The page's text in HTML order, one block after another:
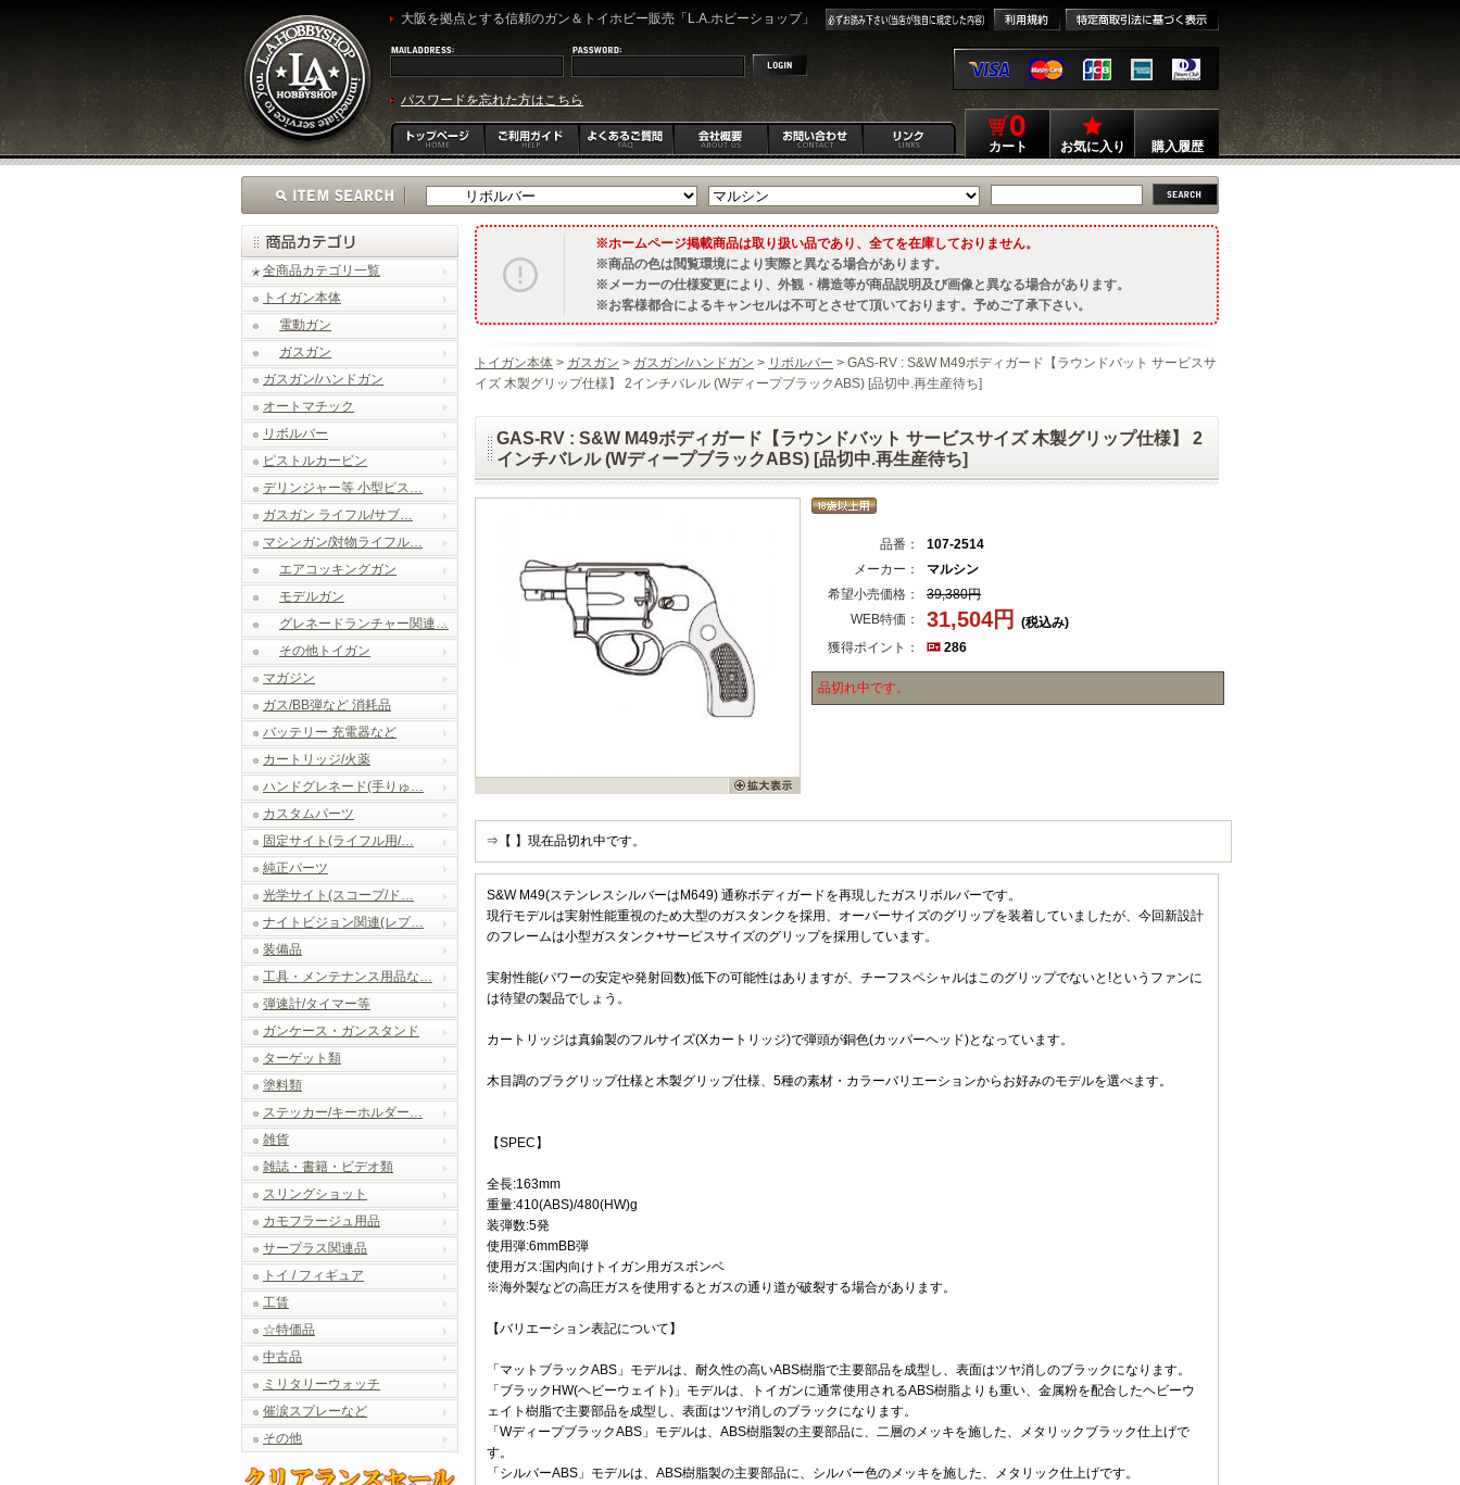
大阪を拠点とする信頼のガン＆トイホビー販売「L.A.ホビーショップ」
パスワードを忘れた方はこちら
0
カート お気に入り 購入履歴
全商品カテゴリ一覧
トイガン本体
電動ガン
ガスガン
ガスガン/ハンドガン
オートマチック
リボルバー
ピストルカービン
デリンジャー等 小型ピス…
ガスガン ライフル/サブ…
マシンガン/対物ライフル…
エアコッキングガン
モデルガン
グレネードランチャー関連…
その他トイガン
マガジン
ガス/BB弾など 消耗品
バッテリー 充電器など
カートリッジ/火薬
ハンドグレネード(手りゅ…
カスタムパーツ
固定サイト(ライフル用/…
純正パーツ
光学サイト(スコープ/ド…
ナイトビジョン関連(レプ…
装備品
工具・メンテナンス用品な…
弾速計/タイマー等
ガンケース・ガンスタンド
ターゲット類
塗料類
ステッカー/キーホルダー…
雑貨
雑誌・書籍・ビデオ類
スリングショット
カモフラージュ用品
サープラス関連品
トイ / フィギュア
工賃
☆特価品
中古品
ミリタリーウォッチ
催涙スプレーなど
その他
ホームページ掲載商品は取り扱い品であり、全てを在庫しておりません。
商品の色は閲覧環境により実際と異なる場合があります。
メーカーの仕様変更により、外観・構造等が商品説明及び画像と異なる場合があります。
お客様都合によるキャンセルは不可とさせて頂いております。予めご了承下さい。
トイガン本体 > ガスガン > ガスガン/ハンドガン > リボルバー > GAS-RV : S&W M49ボディガード【ラウンドバット サービスサ
イズ 木製グリップ仕様】 2インチバレル (WディープブラックABS) [品切中.再生産待ち]
GAS-RV : S&W M49ボディガード【ラウンドバット サービスサイズ 木製グリップ仕様】 2
インチバレル (WディープブラックABS) [品切中.再生産待ち]
品番：
107-2514
メーカー：
マルシン
希望小売価格：
39,380円
WEB特価：
31,504円
(税込み)
獲得ポイント：
286
品切れ中です。
⇒【 】現在品切れ中です。
S&W M49(ステンレスシルバーはM649) 通称ボディガードを再現したガスリボルバーです。
現行モデルは実射性能重視のため大型のガスタンクを採用、オーバーサイズのグリップを装着していましたが、今回新設計
のフレームは小型ガスタンク+サービスサイズのグリップを採用しています。
実射性能(パワーの安定や発射回数)低下の可能性はありますが、チーフスペシャルはこのグリップでないと!というファンに
は待望の製品でしょう。
カートリッジは真鍮製のフルサイズ(Xカートリッジ)で弾頭が銅色(カッパーヘッド)となっています。
木目調のプラグリップ仕様と木製グリップ仕様、5種の素材・カラーバリエーションからお好みのモデルを選べます。
【SPEC】
全長:163mm
重量:410(ABS)/480(HW)g
装弾数:5発
使用弾:6mmBB弾
使用ガス:国内向けトイガン用ガスボンベ
※海外製などの高圧ガスを使用するとガスの通り道が破裂する場合があります。
【バリエーション表記について】
「マットブラックABS」モデルは、耐久性の高いABS樹脂で主要部品を成型し、表面はツヤ消しのブラックになります。
「ブラックHW(ヘビーウェイト)」モデルは、トイガンに通常使用されるABS樹脂よりも重い、金属粉を配合したヘビーウ
ェイト樹脂で主要部品を成型し、表面はツヤ消しのブラックになります。
「WディープブラックABS」モデルは、ABS樹脂製の主要部品に、二層のメッキを施した、メタリックブラック仕上げで
す。
「シルバーABS」モデルは、ABS樹脂製の主要部品に、シルバー色のメッキを施した、メタリック仕上げです。